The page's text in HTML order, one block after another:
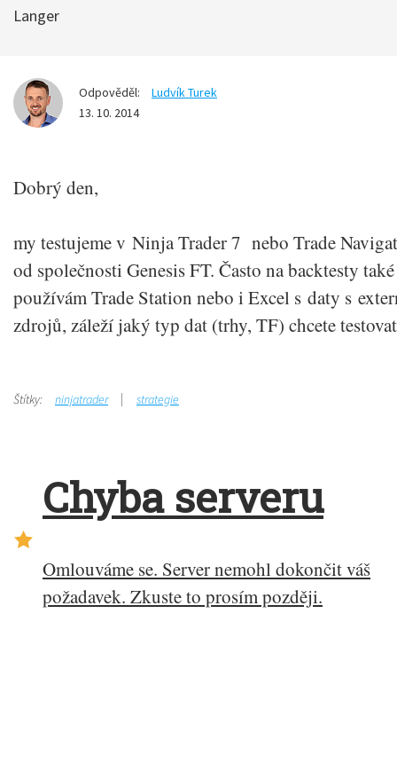
Langer
Odpověděl:
Ludvík Turek
13. 10. 2014
Dobrý den,
my testujeme v Ninja Trader 7 nebo Trade
od společnosti Genesis FT. Často na backtesty také
používám Trade Station nebo i Excel s daty s
zdrojů, záleží jaký typ dat (trhy, TF) chcete
Štítky: ninjatrader strategie
Chyba serveru
Omlouváme se. Server nemohl dokončit váš
požadavek. Zkuste to prosím později.